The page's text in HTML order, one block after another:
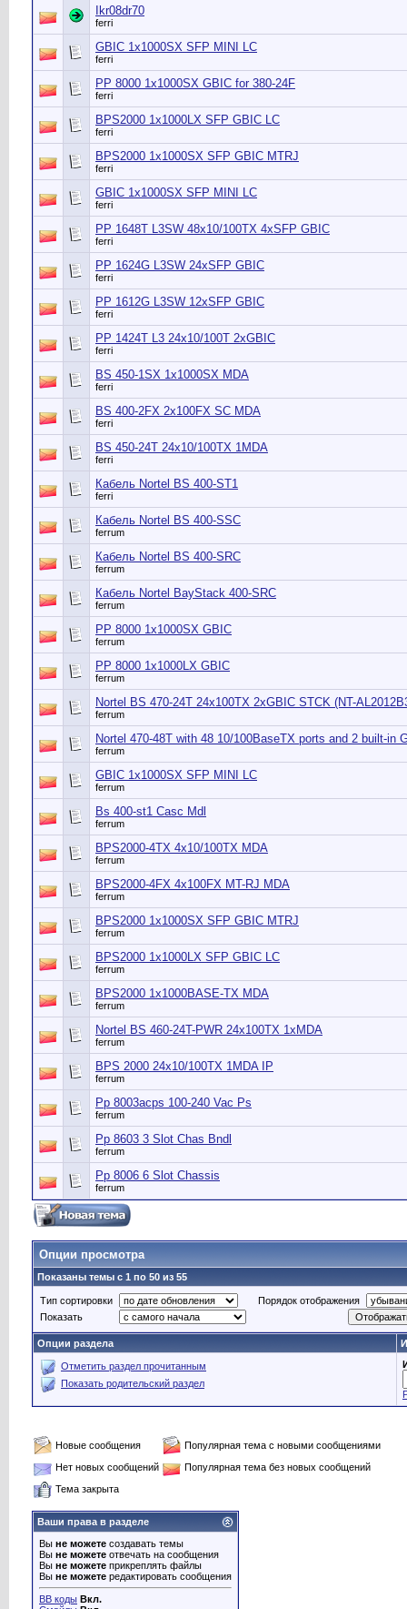
Ikr08dr70
ferri
GBIC 1x1000SX SFP MINI LC
ferri
PP 8000 1x1000SX GBIC for 380-24F
ferri
BPS2000 1x1000LX SFP GBIC LC
ferri
BPS2000 1x1000SX SFP GBIC MTRJ
ferri
GBIC 1x1000SX SFP MINI LC
ferri
PP 1648T L3SW 48x10/100TX 4xSFP GBIC
ferri
PP 1624G L3SW 24xSFP GBIC
ferri
PP 1612G L3SW 12xSFP GBIC
ferri
PP 1424T L3 24x10/100T 2xGBIC
ferri
BS 450-1SX 1x1000SX MDA
ferri
BS 400-2FX 2x100FX SC MDA
ferri
BS 450-24T 24x10/100TX 1MDA
ferri
Кабель Nortel BS 400-ST1
ferri
Кабель Nortel BS 400-SSC
ferrum
Кабель Nortel BS 400-SRC
ferrum
Кабель Nortel BayStack 400-SRC
ferrum
PP 8000 1x1000SX GBIC
ferrum
PP 8000 1x1000LX GBIC
ferrum
Nortel BS 470-24T 24x100TX 2xGBIC STCK (NT-
ferrum
Nortel 470-48T with 48 10/100BaseTX ports and 2 built-in
ferrum
GBIC 1x1000SX SFP MINI LC
ferrum
Bs 400-st1 Casc Mdl
ferrum
BPS2000-4TX 4x10/100TX MDA
ferrum
BPS2000-4FX 4x100FX MT-RJ MDA
ferrum
BPS2000 1x1000SX SFP GBIC MTRJ
ferrum
BPS2000 1x1000LX SFP GBIC LC
ferrum
BPS2000 1x1000BASE-TX MDA
ferrum
Nortel BS 460-24T-PWR 24x100TX 1xMDA
ferrum
BPS 2000 24x10/100TX 1MDA IP
ferrum
Pp 8003acps 100-240 Vac Ps
ferrum
Pp 8603 3 Slot Chas Bndl
ferrum
Pp 8006 6 Slot Chassis
ferrum
Опции просмотра
Показаны темы с 1 по 50 из 55
Тип сортировки
Порядок отображения
Показать
Опции раздела
Отметить раздел прочитанным
Показать родительский раздел
Новые сообщения
Популярная тема с новыми сообщениями
Нет новых сообщений
Популярная тема без новых сообщений
Тема закрыта
Ваши права в разделе
Вы не можете создавать темы
Вы не можете отвечать на сообщения
Вы не можете прикреплять файлы
Вы не можете редактировать сообщения
BB коды Вкл.